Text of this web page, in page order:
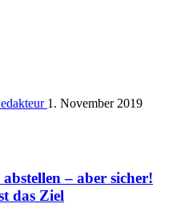
1. November 2019
– aber sicher!
das Ziel